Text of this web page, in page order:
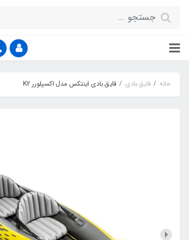
خانه قایق بادی قایق بادی اینتکس مدل اکسپلورر K2